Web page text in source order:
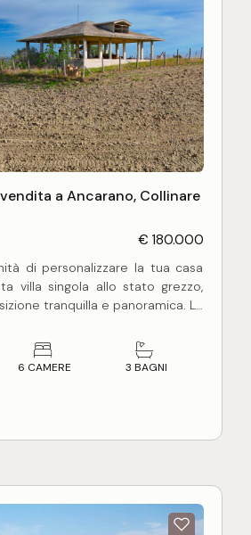
a Ancarano, Collinare
€ 180.000
di personalizzare la tua casa
villa singola allo stato grezzo,
tranquilla e panoramica. La
su tre livelli versatili che
possibilità di utilizzo e
taverna, un garage spazioso e
luminosa e confortevole.
abitativi, questo livello include
6 CAMERE 3 BAGNI